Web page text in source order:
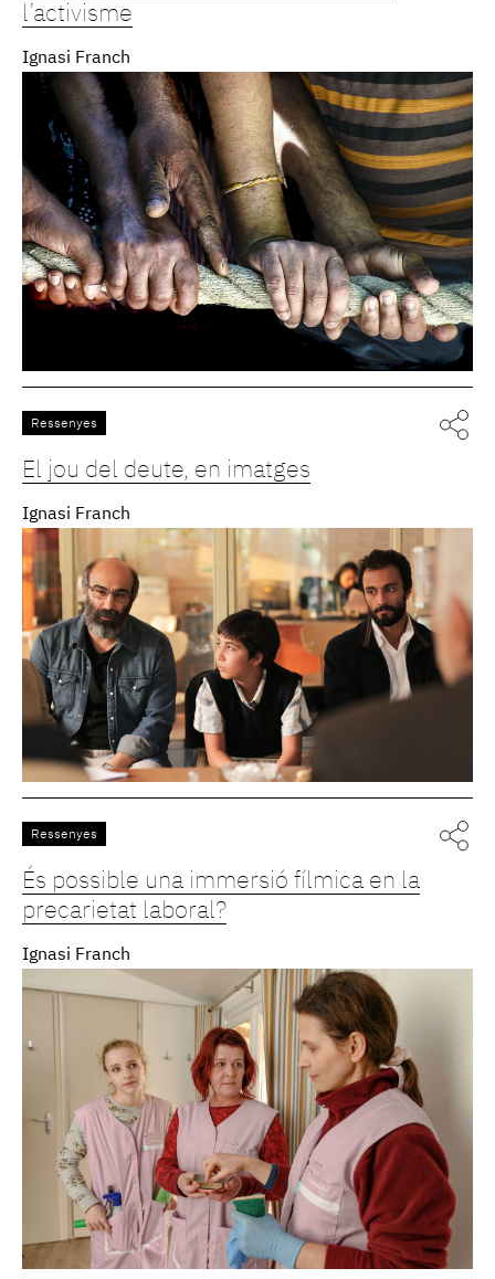
l’activisme
Ignasi Franch
Ressenyes
El jou del deute, en imatges
Ignasi Franch
Ressenyes
És possible una immersió fílmica en la
precarietat laboral?
Ignasi Franch